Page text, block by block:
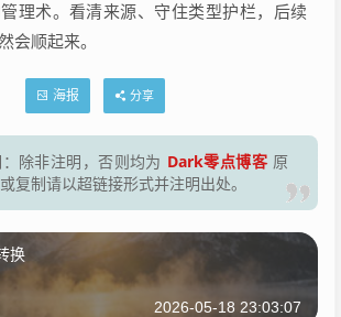
理术。看清来源、守住类型护栏，后续
会顺起来。
海报 分享
除非注明，否则均为 Dark零点博客 原
复制请以超链接形式并注明出处。
换
2026-05-18 23:03:07